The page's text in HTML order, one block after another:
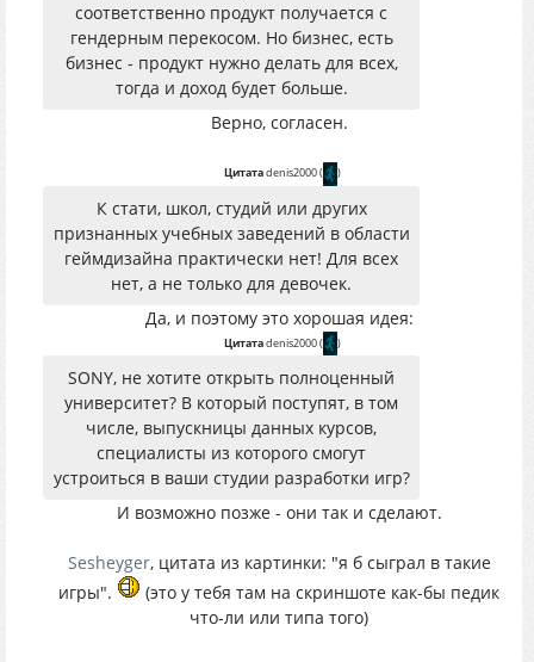
соответственно продукт получается с
гендерным перекосом. Но бизнес, есть
бизнес - продукт нужно делать для всех,
тогда и доход будет больше.
Верно, согласен.
Цитатаdenis2000( )
К стати, школ, студий или других
признанных учебных заведений в области
геймдизайна практически нет! Для всех
нет, а не только для девочек.
Да, и поэтому это хорошая идея:
Цитатаdenis2000( )
SONY, не хотите открыть полноценный
университет? В который поступят, в том
числе, выпускницы данных курсов,
специалисты из которого смогут
устроиться в ваши студии разработки игр?
И возможно позже - они так и сделают.
Sesheyger, цитата из картинки: "я б сыграл в такие
игры".
(это у тебя там на скриншоте как-бы педик
что-ли или типа того)